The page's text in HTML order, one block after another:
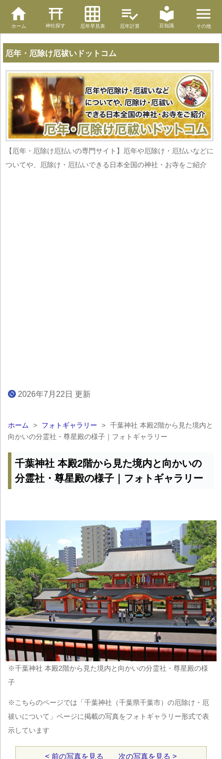
ホーム 神社探す 厄年早見表 厄年計算 豆知識 その他
厄年・厄除け厄祓いドットコム
【厄年・厄除け厄払いの専門サイト】厄年や厄除け・厄払いなどに
ついてや、厄除け・厄払いできる日本全国の神社・お寺をご紹介
2026年7月22日 更新
ホーム > フォトギャラリー > 千葉神社 本殿2階から見た境内と
向かいの分霊社・尊星殿の様子｜フォトギャラリー
千葉神社 本殿2階から見た境内と向かいの
分霊社・尊星殿の様子｜フォトギャラリー
※千葉神社 本殿2階から見た境内と向かいの分霊社・尊星殿の様
子
※こちらのページでは「千葉神社（千葉県千葉市）の厄除け・厄
祓いについて」ページに掲載の写真をフォトギャラリー形式で表
示しています
< 前の写真を見る 次の写真を見る >